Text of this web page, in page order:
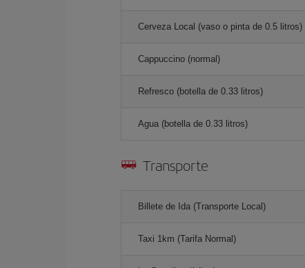
Cerveza Local (vaso o pinta de 0.5 litros)
Cappuccino (normal)
Refresco (botella de 0.33 litros)
Agua (botella de 0.33 litros)
Transporte
Billete de Ida (Transporte Local)
Taxi 1km (Tarifa Normal)